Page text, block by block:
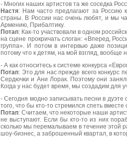
- Многих наших артистов та же соседка
Настя: Нам часто предлагают за Россию
страны. В России нас очень любят, и мы
Армению, Прибалтику.
Потап: Как-то участвовали в одном
на сцене прокричать слоган: «Вперед,
группа». И потом в интервью даже
потому что к детям, на мой взгляд,
- А как относитесь к системе конкурса
Потап: Это для нас прежде всего конкурс
Сердючки и Ани Лорак. Поэтому они
Когда у нас будет время, мы создадим для
- Сегодня модно записывать песни в
того, что бы кто-то стремился спеть вместе
Потап: Считаем, что некоторые наши
не выступают. Если бы кто-то из них
сколько мы перемалываем в течение этой
шоу-бизнес, а заброшенный квартал, в